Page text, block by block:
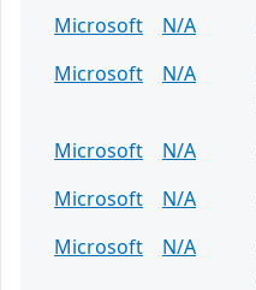
Microsoft
N/A
Microsoft
N/A
Microsoft
N/A
Microsoft
N/A
Microsoft
N/A